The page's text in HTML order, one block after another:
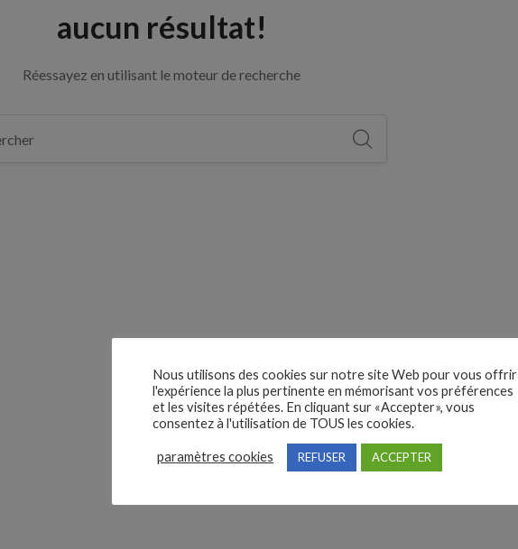
aucun résultat!
Réessayez en utilisant le moteur de recherche
Nous utilisons des cookies sur notre site Web pour vous offrir
l'expérience la plus pertinente en mémorisant vos préférences
et les visites répétées. En cliquant sur «Accepter», vous
consentez à l'utilisation de TOUS les cookies.
paramètres cookies REFUSER ACCEPTER